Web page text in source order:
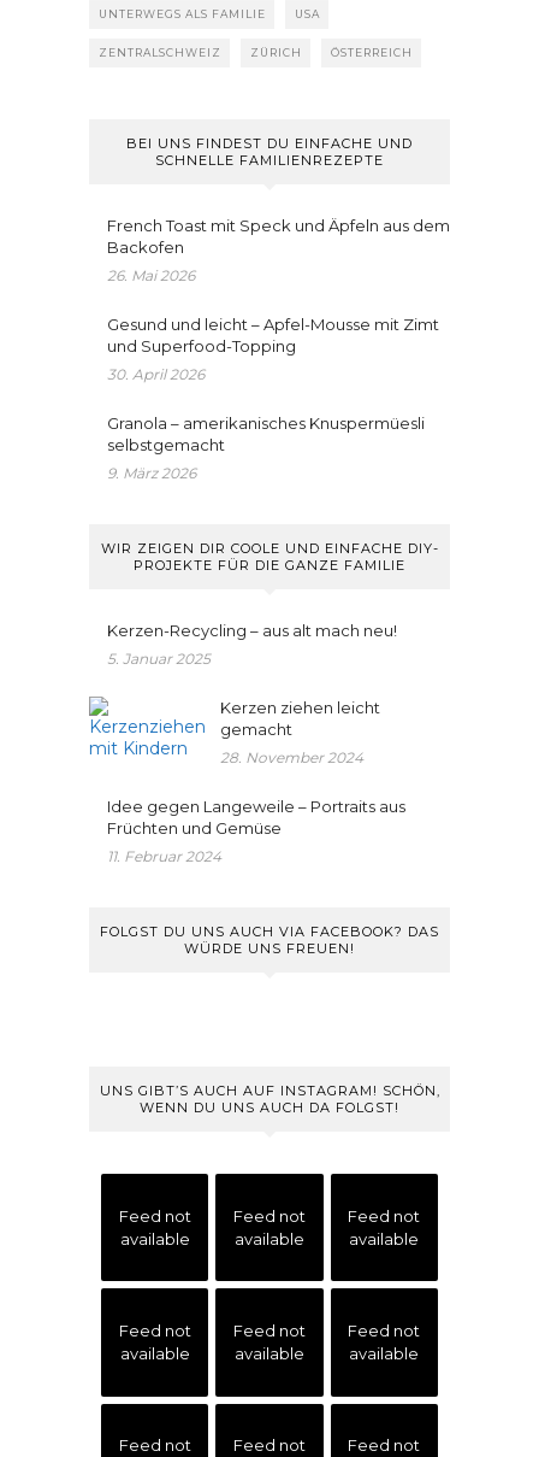
UNTERWEGS ALS FAMILIE USA
ZENTRALSCHWEIZ ZÜRICH ÖSTERREICH
BEI UNS FINDEST DU EINFACHE UND
SCHNELLE FAMILIENREZEPTE
French Toast mit Speck und Äpfeln aus dem
Backofen
26. Mai 2026
Gesund und leicht – Apfel-Mousse mit Zimt
und Superfood-Topping
30. April 2026
Granola – amerikanisches Knuspermüesli
selbstgemacht
9. März 2026
WIR ZEIGEN DIR COOLE UND EINFACHE DIY-
PROJEKTE FÜR DIE GANZE FAMILIE
Kerzen-Recycling – aus alt mach neu!
5. Januar 2025
Kerzen ziehen leicht
gemacht
28. November 2024
Idee gegen Langeweile – Portraits aus
Früchten und Gemüse
11. Februar 2024
FOLGST DU UNS AUCH VIA FACEBOOK? DAS
WÜRDE UNS FREUEN!
UNS GIBT’S AUCH AUF INSTAGRAM! SCHÖN,
WENN DU UNS AUCH DA FOLGST!
Feed not
available
Feed not
available
Feed not
available
Feed not
available
Feed not
available
Feed not
available
Feed not
Feed not
Feed not